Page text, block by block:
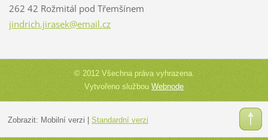
262 42 Rožmitál pod Třemšínem
jindrich.jirasek@email.cz
© 2012 Všechna práva vyhrazena.
Vytvořeno službouWebnode
Zobrazit: Mobilní verzi Standardní verzi